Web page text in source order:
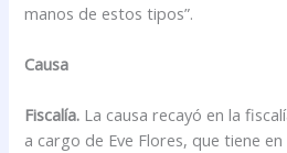
manos de estos tipos”.
Causa
Fiscalía. La causa recayó en la
a cargo de Eve Flores, que tiene